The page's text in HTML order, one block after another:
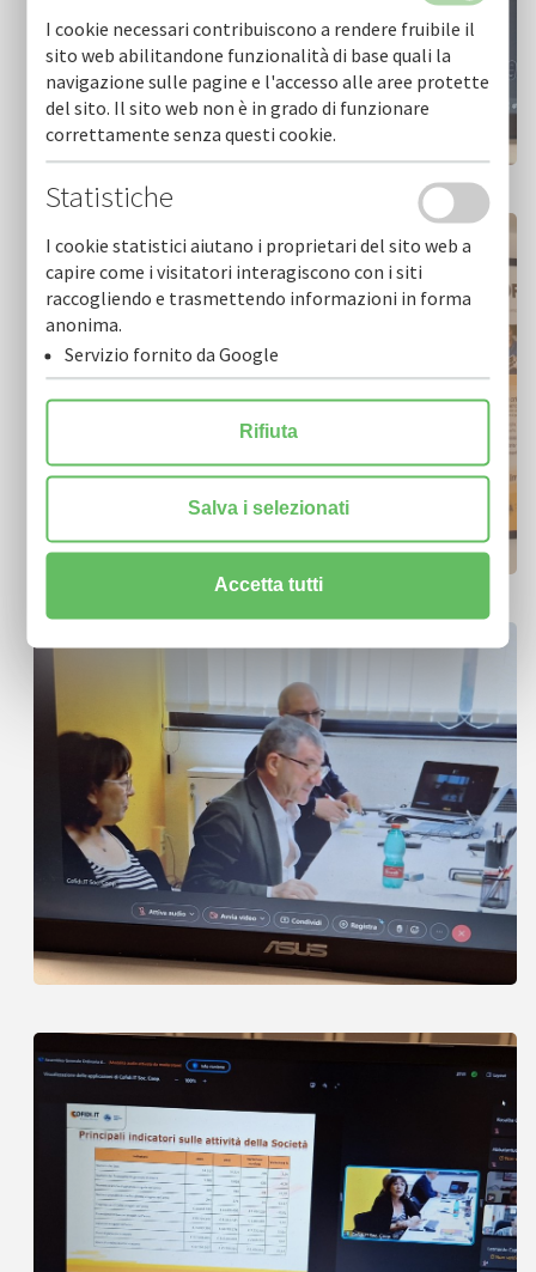
I cookie necessari contribuiscono a rendere fruibile il
sito web abilitandone funzionalità di base quali la
navigazione sulle pagine e l'accesso alle aree protette
del sito. Il sito web non è in grado di funzionare
correttamente senza questi cookie.
Statistiche
I cookie statistici aiutano i proprietari del sito web a
capire come i visitatori interagiscono con i siti
raccogliendo e trasmettendo informazioni in forma
anonima.
Servizio fornito da Google
Rifiuta
Salva i selezionati
Accetta tutti